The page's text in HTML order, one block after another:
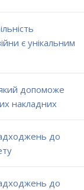
є унікальним
допоможе
накладних
до
до